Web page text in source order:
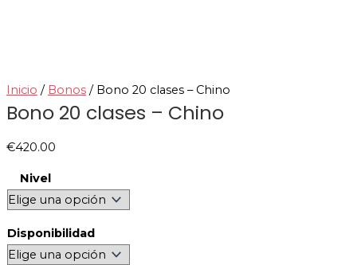
Inicio / Bonos / Bono 20 clases – Chino
Bono 20 clases – Chino
€420.00
Nivel
Disponibilidad